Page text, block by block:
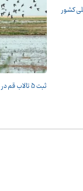
کشور
ثبت 5 تالاب قم در فهرست رسمی تالاب‌های کشور